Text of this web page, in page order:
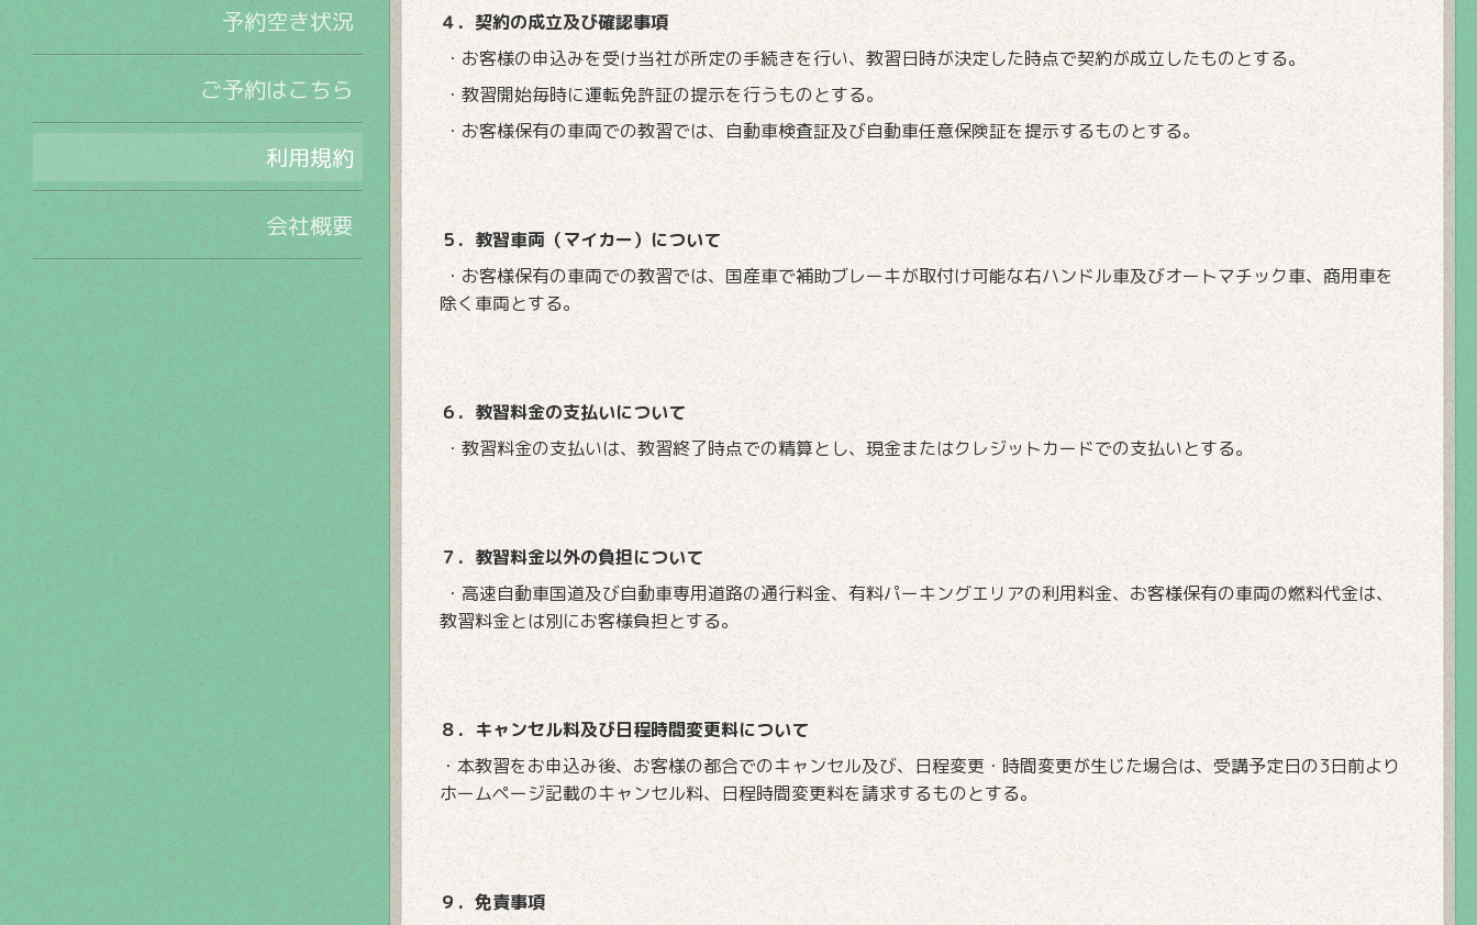
４．契約の成立及び確認事項
・お客様の申込みを受け当社が所定の手続きを行い、教習日時が決定した時点で契約が成立したものとする。
・教習開始毎時に運転免許証の提示を行うものとする。
・お客様保有の車両での教習では、自動車検査証及び自動車任意保険証を提示するものとする。
５．教習車両（マイカー）について
・お客様保有の車両での教習では、国産車で補助ブレーキが取付け可能な右ハンドル車及びオートマチック車、商用車を
除く車両とする。
６．教習料金の支払いについて
・教習料金の支払いは、教習終了時点での精算とし、現金またはクレジットカードでの支払いとする。
７．教習料金以外の負担について
・高速自動車国道及び自動車専用道路の通行料金、有料パーキングエリアの利用料金、お客様保有の車両の燃料代金は、
教習料金とは別にお客様負担とする。
８．キャンセル料及び日程時間変更料について
・本教習をお申込み後、お客様の都合でのキャンセル及び、日程変更・時間変更が生じた場合は、受講予定日の3日前より
ホームページ記載のキャンセル料、日程時間変更料を請求するものとする。
９．免責事項
予約空き状況
ご予約はこちら
利用規約
会社概要